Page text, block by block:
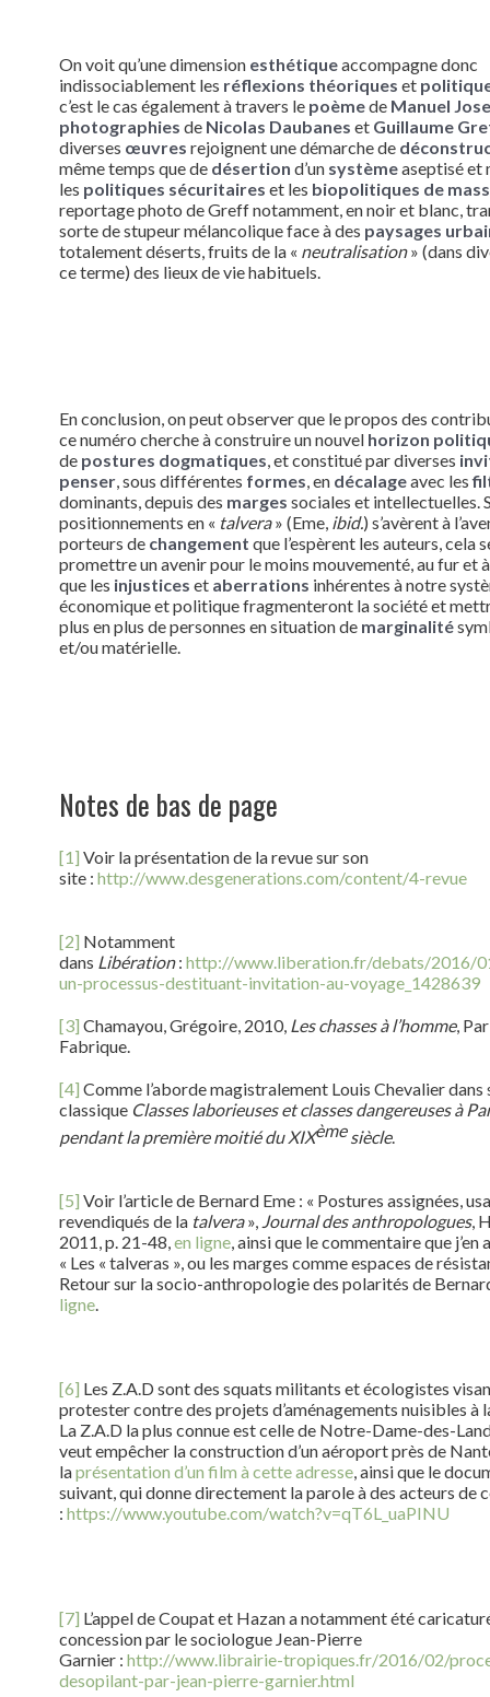
On voit qu’une dimension esthétiqueaccompagne donc
indissociablement les réflexions théoriques et
c’est le cas également à travers le poèmede Manuel
photographies de Nicolas Daubanes et Guillaume
diverses œuvres rejoignent une démarche de
même temps que de désertion d’un systèmeaseptisé et
les politiques sécuritaires et les biopolitiques de
reportage photo de Greff notamment, en noir et blanc,
sorte de stupeur mélancolique face à des paysages
totalement déserts, fruits de la « neutralisation» (dans
ce terme) des lieux de vie habituels.
En conclusion, on peut observer que le propos des
ce numéro cherche à construire un nouvel horizon
de postures dogmatiques , et constitué par diverses
penser, sous différentes formes , en décalageavec les
dominants, depuis des marges sociales et intellectuelles.
positionnements en « talvera» (Eme, ibid.) s’avèrent à
porteurs de changement que l’espèrent les auteurs, cela
promettre un avenir pour le moins mouvementé, au fur et
que les injustices et aberrations inhérentes à notre
économique et politique fragmenteront la société et
plus en plus de personnes en situation de marginalité
et/ou matérielle.
Notes de bas de page
[1] Voir la présentation de la revue sur son
site : http://www.desgenerations.com/content/4-revue
[2] Notamment
dans Libération: http://www.liberation.fr/debats/2016/
un-processus-destituant-invitation-au-voyage_1428639
[3] Chamayou, Grégoire, 2010, Les chasses à l’homme,
Fabrique.
[4] Comme l’aborde magistralement Louis Chevalier dans
classique Classes laborieuses et classes dangereuses à
pendant la première moitié du XIXèmesiècle.
[5] Voir l’article de Bernard Eme : « Postures assignées,
revendiqués de la talvera», Journal des anthropologues,
2011, p. 21-48,en ligne, ainsi que le commentaire que j’en
« Les « talveras », ou les marges comme espaces de
Retour sur la socio-anthropologie des polarités de
ligne.
[6] Les Z.A.D sont des squats militants et écologistes
protester contre des projets d’aménagements nuisibles à
La Z.A.D la plus connue est celle de Notre-Dame-des-
veut empêcher la construction d’un aéroport près de
laprésentation d’un film à cette adresse, ainsi que le
suivant, qui donne directement la parole à des acteurs de
: https://www.youtube.com/watch?v=qT6L_uaPINU
[7] L’appel de Coupat et Hazan a notamment été
concession par le sociologue Jean-Pierre
Garnier : http://www.librairie-tropiques.fr/2016/02/
desopilant-par-jean-pierre-garnier.html